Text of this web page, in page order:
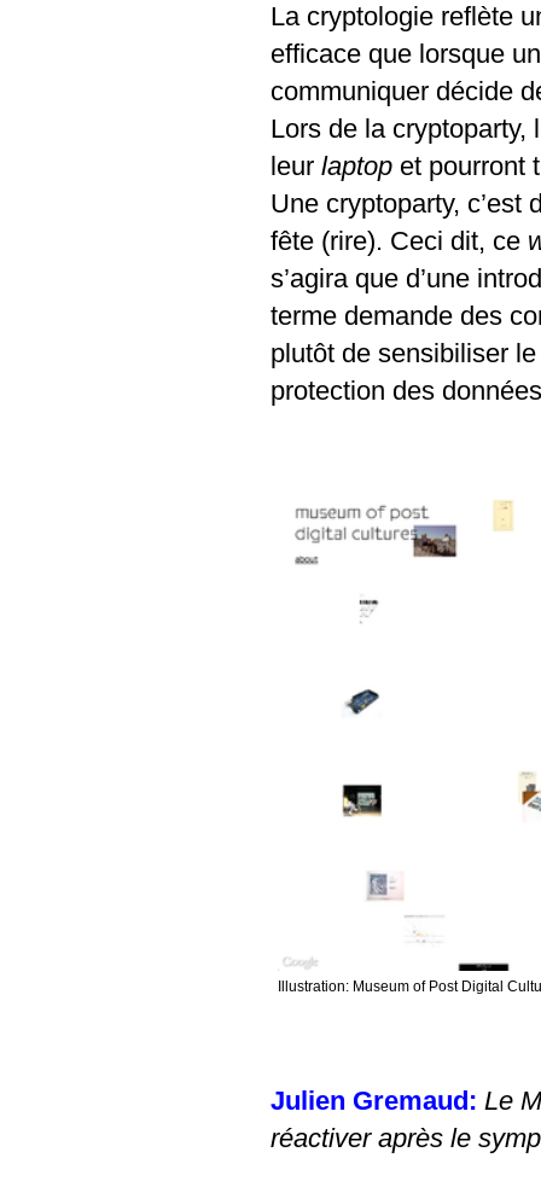
La cryptologie reflète
efficace que lorsque
communiquer décide
Lors de la cryptoparty,
leur laptop et pourront
Une cryptoparty, c’est
fête (rire). Ceci dit, ce
s’agira que d’une
terme demande des
plutôt de sensibiliser
protection des
Illustration: Museum of Post Digital
Julien Gremaud: Le
réactiver après le